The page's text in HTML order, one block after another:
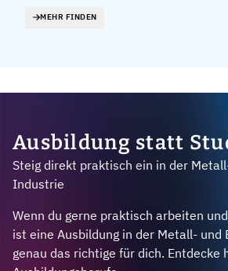
MEHR FINDEN
Ausbildung statt
Steig direkt praktisch ein in der
Industrie
Wenn du gerne praktisch arbeiten
ist eine Ausbildung in der Metall-
genau das richtige für dich. Entdecke